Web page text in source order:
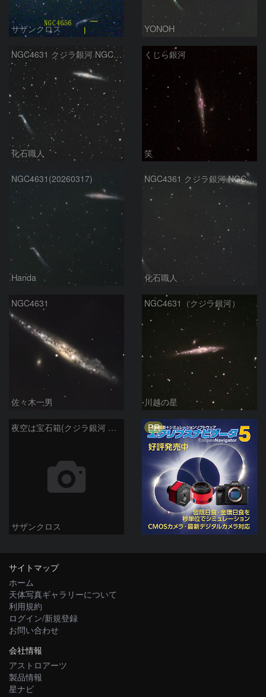
サザンクロス YONOH
NGC4631 クジラ銀河 NGC4656 りょうけん座
化石職人
くじら銀河
笑
NGC4631(20260317)
Handa
NGC4361 クジラ銀河 NGC4656 りょうけん座
化石職人
NGC4631
佐々木一男
NGC4631（クジラ銀河）
川越の星
夜空は宝石箱(クジラ銀河 NGC4631) Seestar50
サザンクロス
PR
サイトマップ
ホーム
天体写真ギャラリーについて
利用規約
ログイン/新規登録
お問い合わせ
会社情報
アストロアーツ
製品情報
星ナビ